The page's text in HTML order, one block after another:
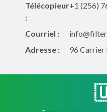
Télécopieur
:
+1 (256)
Courriel :
Adresse :
96 Carrier
À propos de